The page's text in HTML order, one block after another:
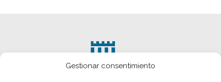
Gestionar consentimiento